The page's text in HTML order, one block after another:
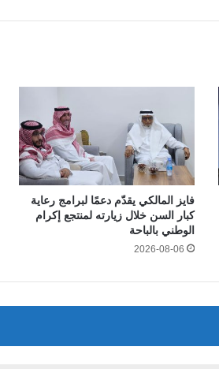
فايز المالكي يقدّم دعمًا لبرامج رعاية
كبار السن خلال زيارته لمنتجع إكرام
الوطني بالباحة
2026-08-06